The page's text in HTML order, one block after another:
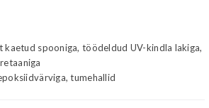
kaetud spooniga, töödeldud UV-kindla lakiga,
tumehallid